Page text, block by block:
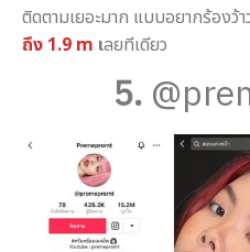
ติดตามเยอะมาก แบบอยากร้องว้า
ถึง 1.9 m เลยทีเดียว
5.